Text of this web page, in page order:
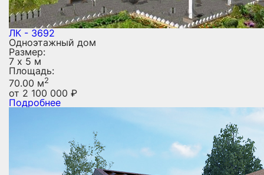
ЛК - 3692
Одноэтажный дом
Размер:
7 х 5 м
Площадь:
70.00 м2
от 2 100 000 ₽
Подробнее